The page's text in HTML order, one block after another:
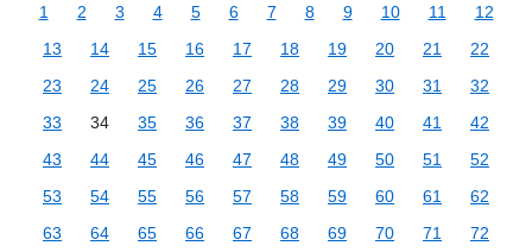
1 2 3 4 5 6 7 8 9 10 11
12
13
14 15 16 17 18 19 20 21
22
23
24 25 26 27 28 29 30 31
32
33
34 35 36 37 38 39 40 41
42
43
44 45 46 47 48 49 50 51
52
53
54 55 56 57 58 59 60 61
62
63
64 65 66 67 68 69 70 71
72